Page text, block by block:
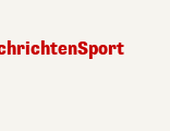
Sport